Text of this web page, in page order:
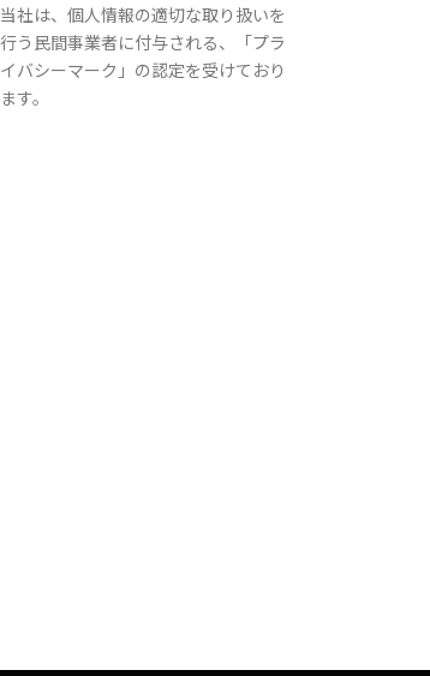
当社は、個人情報の適切な取り扱いを
行う民間事業者に付与される、「プラ
イバシーマーク」の認定を受けており
ます。